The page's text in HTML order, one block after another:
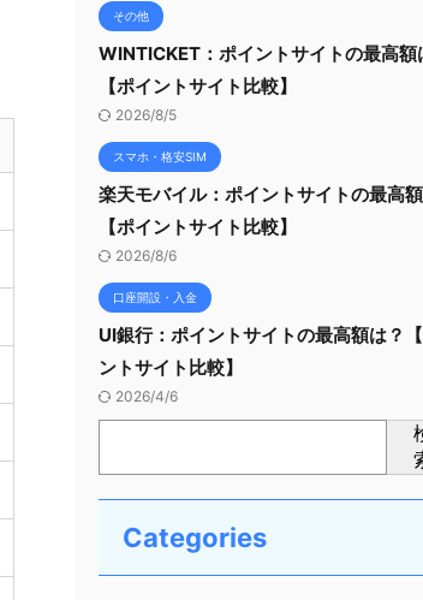
その他
WINTICKET：ポイントサイトの最高額
【ポイントサイト比較】
2026/8/5
スマホ・格安SIM
楽天モバイル：ポイントサイトの最高
【ポイントサイト比較】
2026/8/6
口座開設・入金
UI銀行：ポイントサイトの最高額は？
ントサイト比較】
2026/4/6
Categories